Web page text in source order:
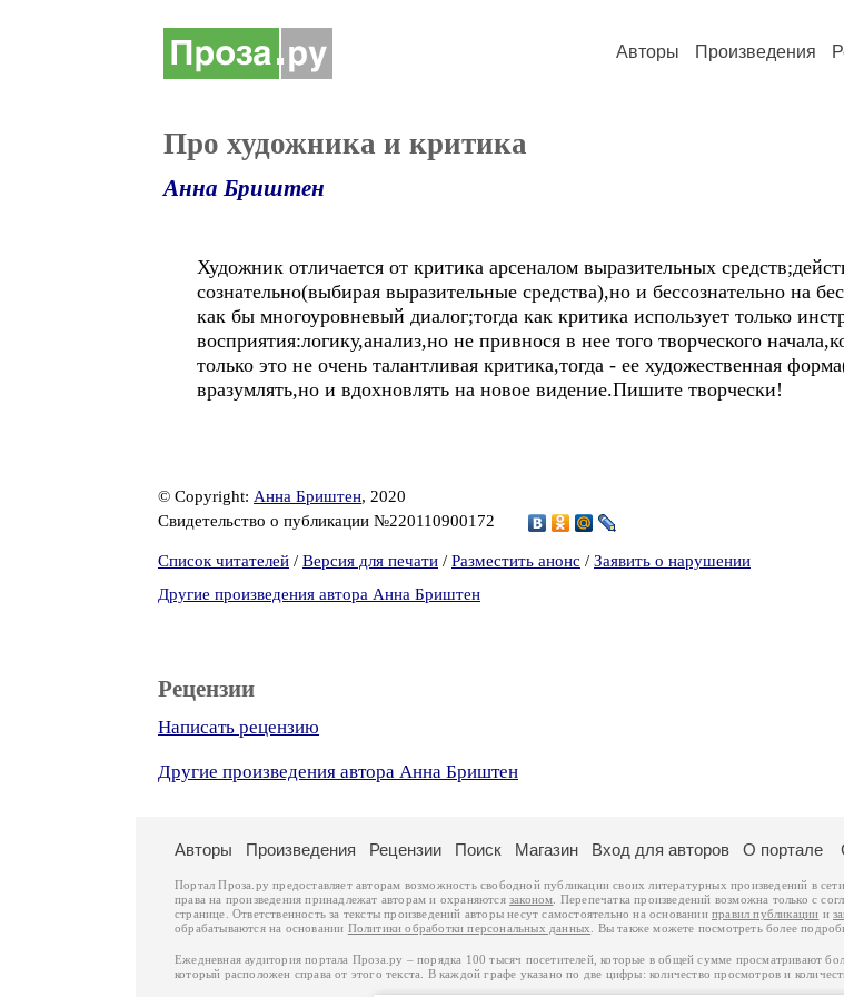
Авторы Произведения
Про художника и критика
Анна Бриштен
Художник отличается от критика арсеналом выразительных
сознательно(выбирая выразительные средства),но и бессознательно на
как бы многоуровневый диалог;тогда как критика использует только
восприятия:логику,анализ,но не привнося в нее того творческого
только это не очень талантливая критика,тогда - ее художественная
вразумлять,но и вдохновлять на новое видение.Пишите творчески!
© Copyright: Анна Бриштен, 2020
Свидетельство о публикации №220110900172
Список читателей / Версия для печати / Разместить анонс / Заявить о нарушении
Другие произведения автора Анна Бриштен
Рецензии
Написать рецензию
Другие произведения автора Анна Бриштен
Авторы Произведения Рецензии Поиск Магазин Вход для авторов О портале
Портал Проза.ру предоставляет авторам возможность свободной публикации своих литературных произведений в
права на произведения принадлежат авторам и охраняются законом . Перепечатка произведений возможна только с
странице. Ответственность за тексты произведений авторы несут самостоятельно на основанииправил публикации и
обрабатываются на основании Политики обработки персональных данных . Вы также можете посмотреть более
Ежедневная аудитория портала Проза.ру – порядка 100 тысяч посетителей, которые в общей сумме просматривают
который расположен справа от этого текста. В каждой графе указано по две цифры: количество просмотров и